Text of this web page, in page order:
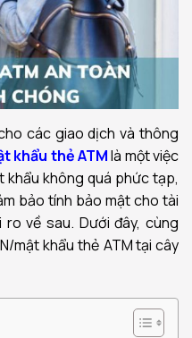
các giao dịch và thông
khẩu thẻ ATMlà một việc
khẩu không quá phức tạp,
bảo tính bảo mật cho tài
về sau. Dưới đây, cùng
mật khẩu thẻ ATM tại cây